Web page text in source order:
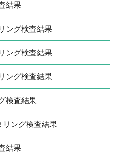
結果
ング検査結果
ング検査結果
ング検査結果
検査結果
リング検査結果
結果